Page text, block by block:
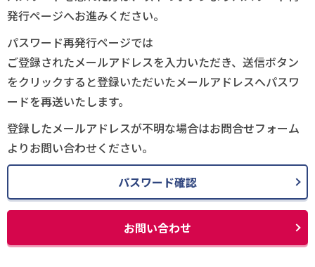
発行ページへお進みください。
パスワード再発行ページでは
ご登録されたメールアドレスを入力いただき、送信ボタン
をクリックすると登録いただいたメールアドレスへパスワ
ードを再送いたします。
登録したメールアドレスが不明な場合はお問合せフォーム
よりお問い合わせください。
パスワード確認
お問い合わせ